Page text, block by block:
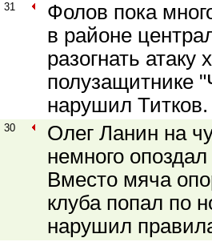
31
Фолов пока
в районе
разогнать атаку
полузащитнике
нарушил Титков.
30
Олег Ланин на
немного
Вместо мяча
клуба попал по
нарушил